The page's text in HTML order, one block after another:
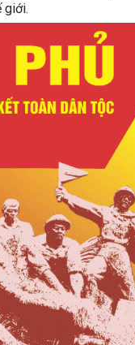
giới.